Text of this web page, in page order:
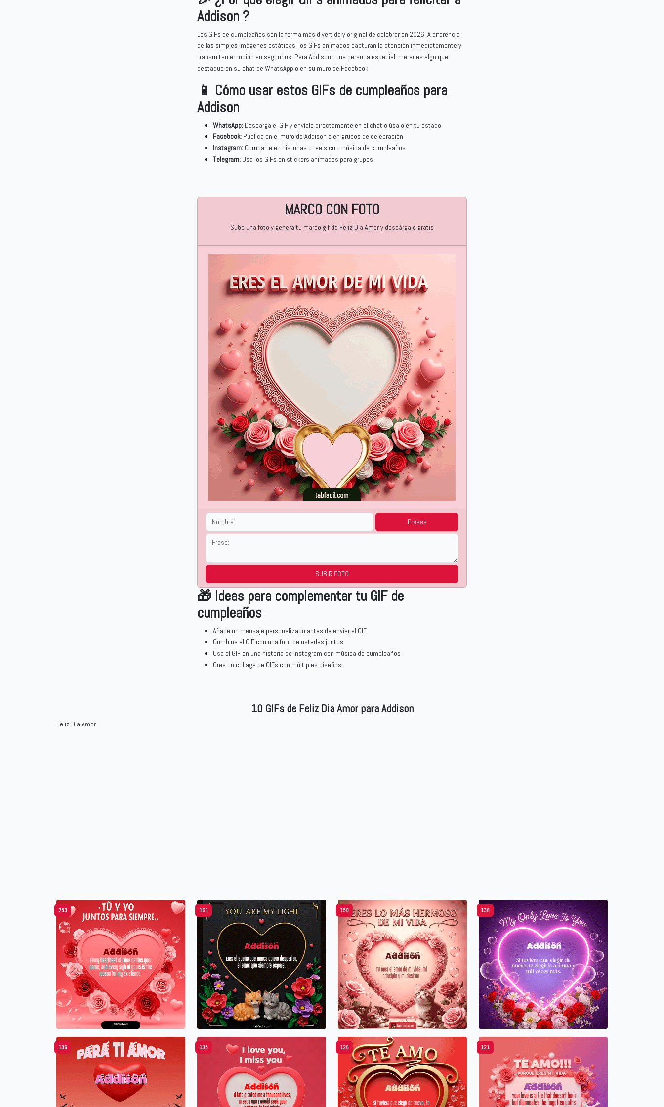
Addison ?
Los GIFs de cumpleaños son la forma más divertida y original de celebrar en 2026. A diferencia
de las simples imágenes estáticas, los GIFs animados capturan la atención inmediatamente y
transmiten emoción en segundos. Para Addison , una persona especial, mereces algo que
destaque en su chat de WhatsApp o en su muro de Facebook.
📱 Cómo usar estos GIFs de cumpleaños para
Addison
WhatsApp: Descarga el GIF y envíalo directamente en el chat o úsalo en tu estado
Facebook: Publica en el muro de Addison o en grupos de celebración
Instagram: Comparte en historias o reels con música de cumpleaños
Telegram: Usa los GIFs en stickers animados para grupos
MARCO CON FOTO
Sube una foto y genera tu marco gif de Feliz Dia Amor y descárgalo gratis
Frases
SUBIR FOTO
🎁 Ideas para complementar tu GIF de
cumpleaños
Añade un mensaje personalizado antes de enviar el GIF
Combina el GIF con una foto de ustedes juntos
Usa el GIF en una historia de Instagram con música de cumpleaños
Crea un collage de GIFs con múltiples diseños
10 GIFs de Feliz Dia Amor para Addison
Feliz Dia Amor
253 161 150 138
136 135 126 121